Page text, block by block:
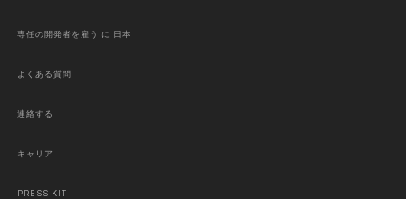
専任の開発者を雇う に 日本
よくある質問
連絡する
キャリア
PRESS KIT